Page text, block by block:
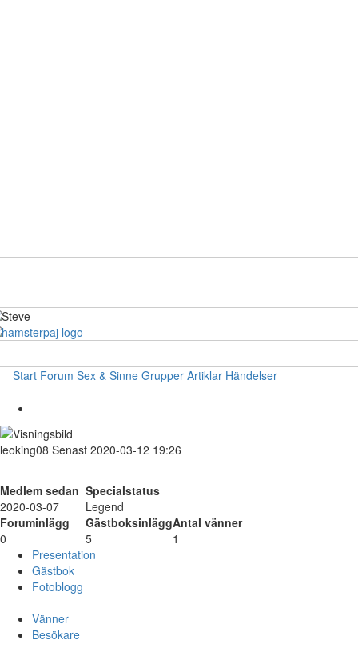
Start Forum Sex & Sinne Grupper Artiklar Händelser
leoking08 Senast 2020-03-12 19:26
Medlem sedan Specialstatus
2020-03-07
Legend
Foruminlägg
GästboksinläggAntal vänner
0
5
1
Presentation
Gästbok
Fotoblogg
Vänner
Besökare